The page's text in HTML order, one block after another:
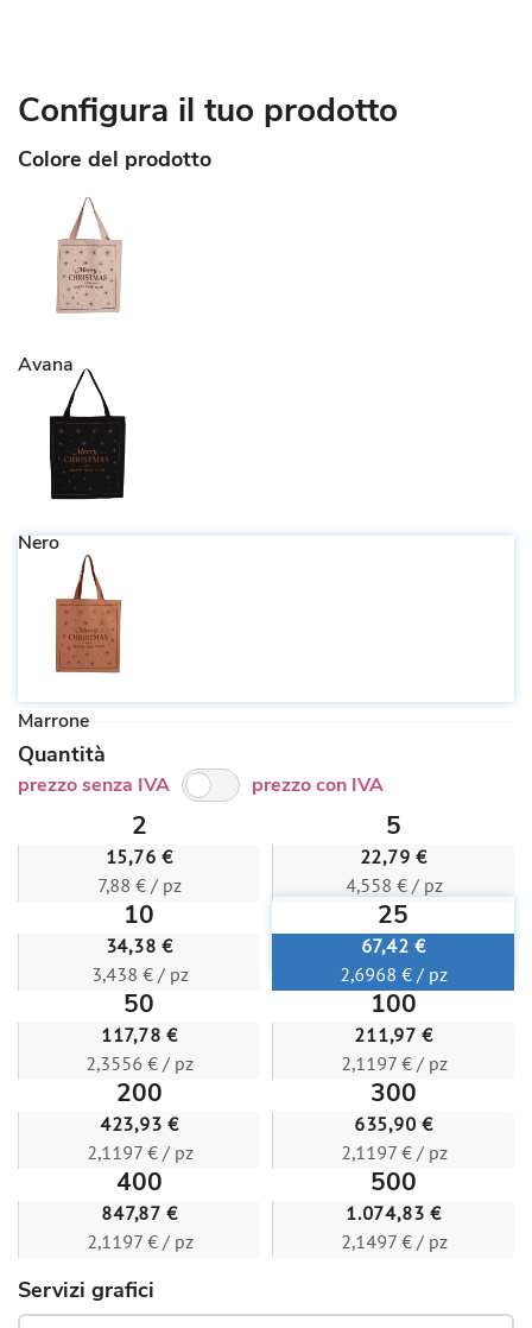
Configura il tuo prodotto
Colore del prodotto
Avana
Nero
Marrone
Quantità
prezzo senza IVA prezzo con IVA
2
15,76 €
7,88 € / pz
5
22,79 €
4,558 € / pz
10
34,38 €
3,438 € / pz
25
67,42 €
2,6968 € / pz
50
117,78 €
2,3556 € / pz
100
211,97 €
2,1197 € / pz
200
423,93 €
2,1197 € / pz
300
635,90 €
2,1197 € / pz
400
847,87 €
2,1197 € / pz
500
1.074,83 €
2,1497 € / pz
Servizi grafici